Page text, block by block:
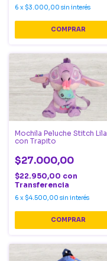
6 x $3.000,00 sin interés
Mochila Peluche Stitch Lila
con Trapito
$27.000,00
$22.950,00 con
Transferencia
6 x $4.500,00 sin interés